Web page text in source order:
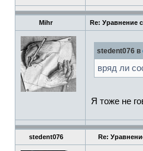
Mihr Re: Уравнение
stedent076 в
вряд ли
Я тоже не
stedent076 Re: